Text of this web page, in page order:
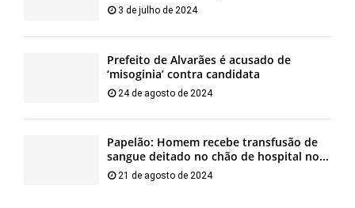
3 de julho de 2024
Prefeito de Alvarães é acusado de
‘misoginia’ contra candidata
24 de agosto de 2024
Papelão: Homem recebe transfusão de
sangue deitado no chão de hospital no...
21 de agosto de 2024